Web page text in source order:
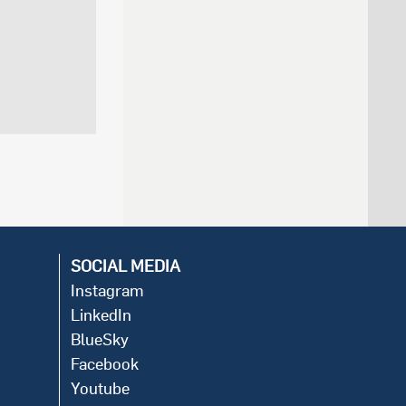
SOCIAL MEDIA
Instagram
LinkedIn
BlueSky
Facebook
Youtube